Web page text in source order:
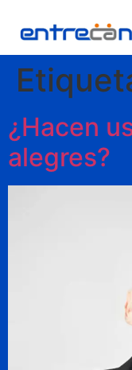
¿Hacen
alegres?